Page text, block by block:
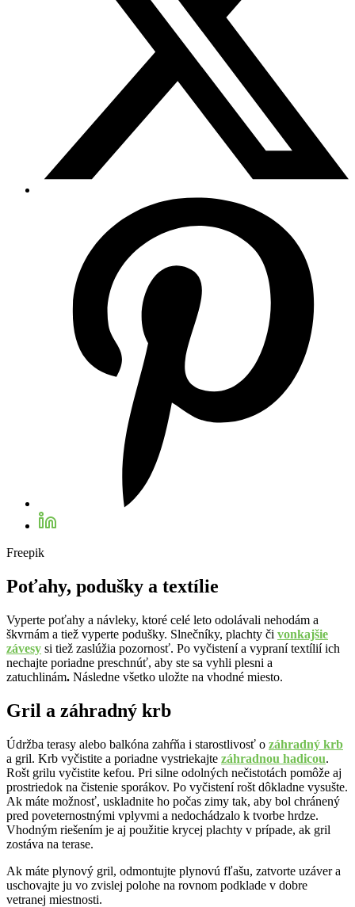
Freepik
Poťahy, podušky a textílie
Vyperte poťahy a návleky, ktoré celé leto odolávali nehodám a
škvrnám a tiež vyperte podušky. Slnečníky, plachty či vonkajšie
závesy si tiež zaslúžia pozornosť. Po vyčistení a vypraní textílií ich
nechajte poriadne preschnúť, aby ste sa vyhli plesni a
zatuchlinám. Následne všetko uložte na vhodné miesto.
Gril a záhradný krb
Údržba terasy alebo balkóna zahŕňa i starostlivosť o záhradný krb
a gril. Krb vyčistite a poriadne vystriekajte záhradnou hadicou.
Rošt grilu vyčistite kefou. Pri silne odolných nečistotách pomôže aj
prostriedok na čistenie sporákov. Po vyčistení rošt dôkladne vysušte.
Ak máte možnosť, uskladnite ho počas zimy tak, aby bol chránený
pred poveternostnými vplyvmi a nedochádzalo k tvorbe hrdze.
Vhodným riešením je aj použitie krycej plachty v prípade, ak gril
zostáva na terase.
Ak máte plynový gril, odmontujte plynovú fľašu, zatvorte uzáver a
uschovajte ju vo zvislej polohe na rovnom podklade v dobre
vetranej miestnosti.